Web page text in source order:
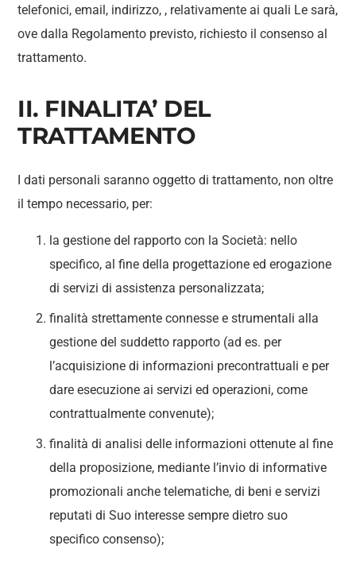
telefonici, email, indirizzo, , relativamente ai quali Le sarà,
ove dalla Regolamento previsto, richiesto il consenso al
trattamento.
II. FINALITA’ DEL
TRATTAMENTO
I dati personali saranno oggetto di trattamento, non oltre
il tempo necessario, per:
la gestione del rapporto con la Società: nello
specifico, al fine della progettazione ed erogazione
di servizi di assistenza personalizzata;
finalità strettamente connesse e strumentali alla
gestione del suddetto rapporto (ad es. per
l’acquisizione di informazioni precontrattuali e per
dare esecuzione ai servizi ed operazioni, come
contrattualmente convenute);
finalità di analisi delle informazioni ottenute al fine
della proposizione, mediante l’invio di informative
promozionali anche telematiche, di beni e servizi
reputati di Suo interesse sempre dietro suo
specifico consenso);